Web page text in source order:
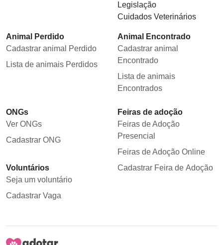
Legislação
Cuidados Veterinários
Animal Perdido
Cadastrar animal Perdido
Lista de animais Perdidos
Animal Encontrado
Cadastrar animal
Encontrado
Lista de animais
Encontrados
ONGs
Ver ONGs
Cadastrar ONG
Voluntários
Seja um voluntário
Cadastrar Vaga
Feiras de adoção
Feiras de Adoção
Presencial
Feiras de Adoção Online
Cadastrar Feira de Adoção